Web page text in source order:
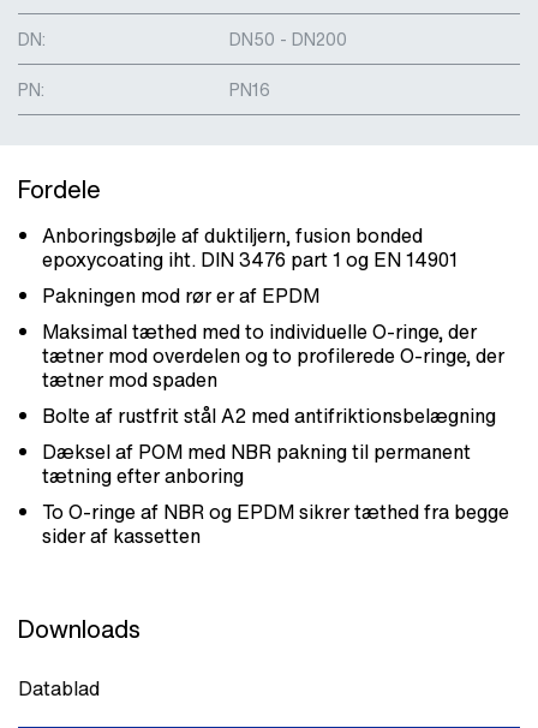
DN:
DN50 - DN200
PN:
PN16
Fordele
Anboringsbøjle af duktiljern, fusion bonded
epoxycoating iht. DIN 3476 part 1 og EN 14901
Pakningen mod rør er af EPDM
Maksimal tæthed med to individuelle O-ringe, der
tætner mod overdelen og to profilerede O-ringe, der
tætner mod spaden
Bolte af rustfrit stål A2 med antifriktionsbelægning
Dæksel af POM med NBR pakning til permanent
tætning efter anboring
To O-ringe af NBR og EPDM sikrer tæthed fra begge
sider af kassetten
Downloads
Datablad